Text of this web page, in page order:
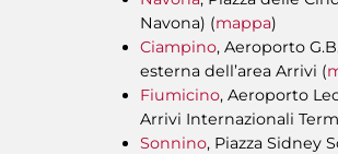
Navona) (mappa)
Ciampino, Aeroporto
esterna dell’area Arrivi (
Fiumicino, Aeroporto
Arrivi Internazionali
Sonnino, Piazza Sidney